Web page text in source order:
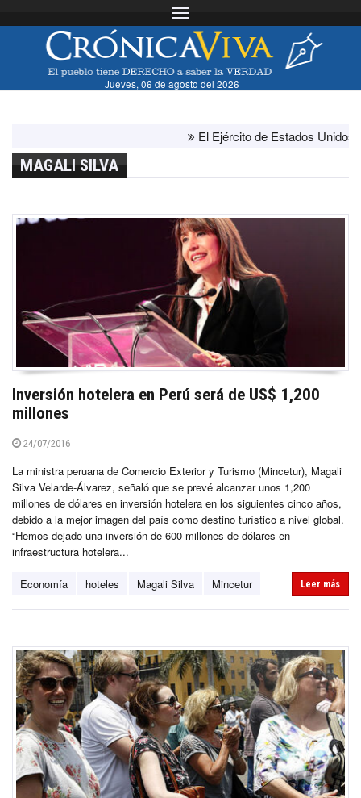
Toggle navigation
Jueves, 06 de agosto del 2026
El Ejército de Estados Unidos ha
MAGALI SILVA
Inversión hotelera en Perú será de US$ 1,200
millones
24/07/2016
La ministra peruana de Comercio Exterior y Turismo (Mincetur), Magali
Silva Velarde-Álvarez, señaló que se prevé alcanzar unos 1,200
millones de dólares en inversión hotelera en los siguientes cinco años,
debido a la mejor imagen del país como destino turístico a nivel global.
“Hemos dejado una inversión de 600 millones de dólares en
infraestructura hotelera...
Economía hoteles Magali Silva Mincetur Leer más